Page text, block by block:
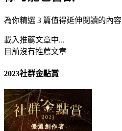
為你精選 3 篇值得延伸閱讀的內容
載入推薦文章中...
目前沒有推薦文章
2023社群金點賞